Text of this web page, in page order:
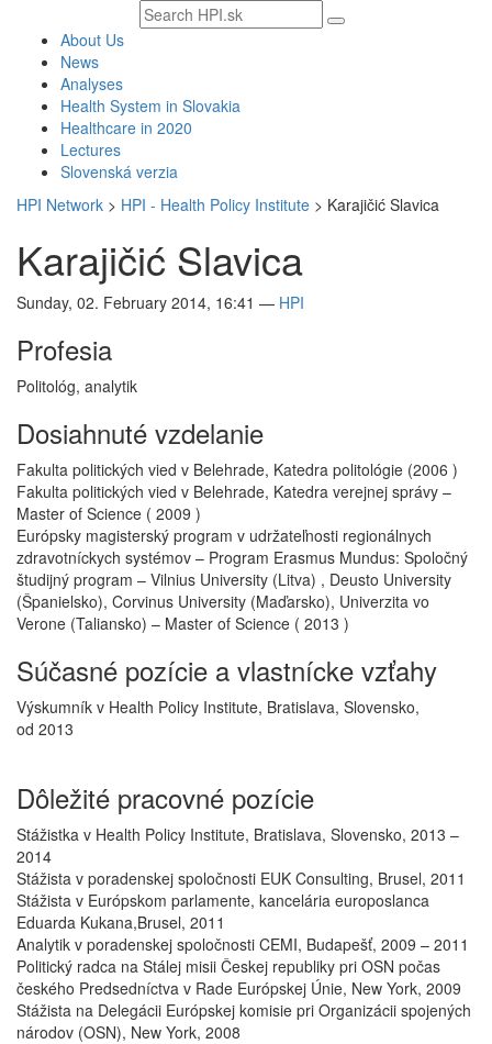
Search
text
About Us
News
Analyses
Health System in Slovakia
Healthcare in 2020
Lectures
Slovenská verzia
HPI Network > HPI - Health Policy Institute > Karajičić Slavica
Karajičić Slavica
Sunday, 02. February 2014, 16:41 — HPI
Profesia
Politológ, analytik
Dosiahnuté vzdelanie
Fakulta politických vied v Belehrade, Katedra politológie (2006 )
Fakulta politických vied v Belehrade, Katedra verejnej správy –
Master of Science ( 2009 )
Európsky magisterský program v udržateľnosti regionálnych
zdravotníckych systémov – Program Erasmus Mundus: Spoločný
študijný program – Vilnius University (Litva) , Deusto University
(Španielsko), Corvinus University (Maďarsko), Univerzita vo
Verone (Taliansko) – Master of Science ( 2013 )
Súčasné pozície a vlastnícke vzťahy
Výskumník v Health Policy Institute, Bratislava, Slovensko,
od 2013
Dôležité pracovné pozície
Stážistka v Health Policy Institute, Bratislava, Slovensko, 2013 –
2014
Stážista v poradenskej spoločnosti EUK Consulting, Brusel, 2011
Stážista v Európskom parlamente, kancelária europoslanca
Eduarda Kukana,Brusel, 2011
Analytik v poradenskej spoločnosti CEMI, Budapešť, 2009 – 2011
Politický radca na Stálej misii Českej republiky pri OSN počas
českého Predsedníctva v Rade Európskej Únie, New York, 2009
Stážista na Delegácii Európskej komisie pri Organizácii spojených
národov (OSN), New York, 2008